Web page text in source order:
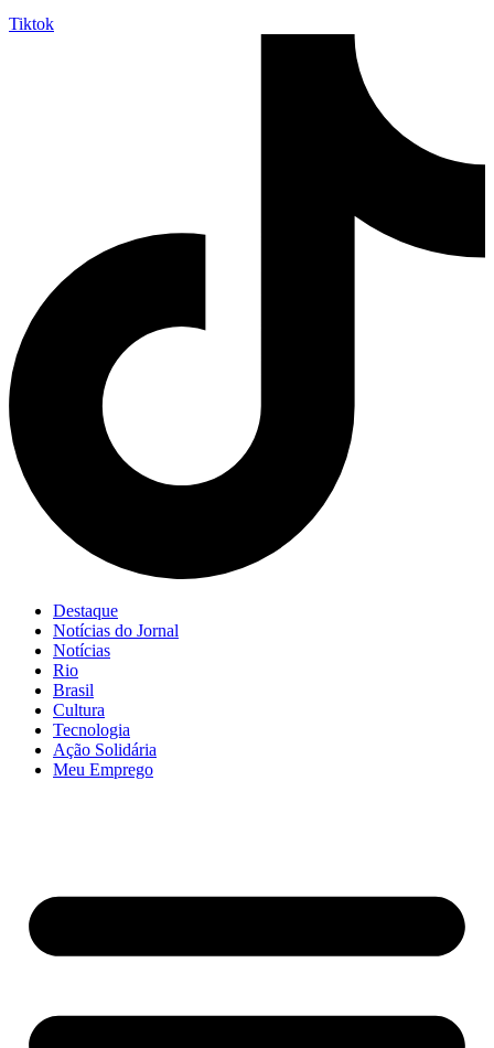
Tiktok
Destaque
Notícias do Jornal
Notícias
Rio
Brasil
Cultura
Tecnologia
Ação Solidária
Meu Emprego